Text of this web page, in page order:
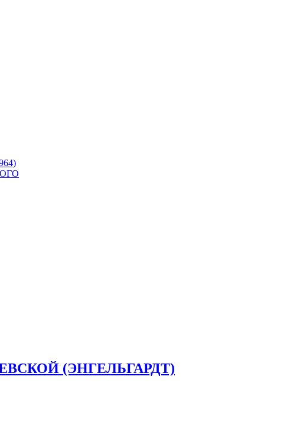
(ЭНГЕЛЬГАРДТ)